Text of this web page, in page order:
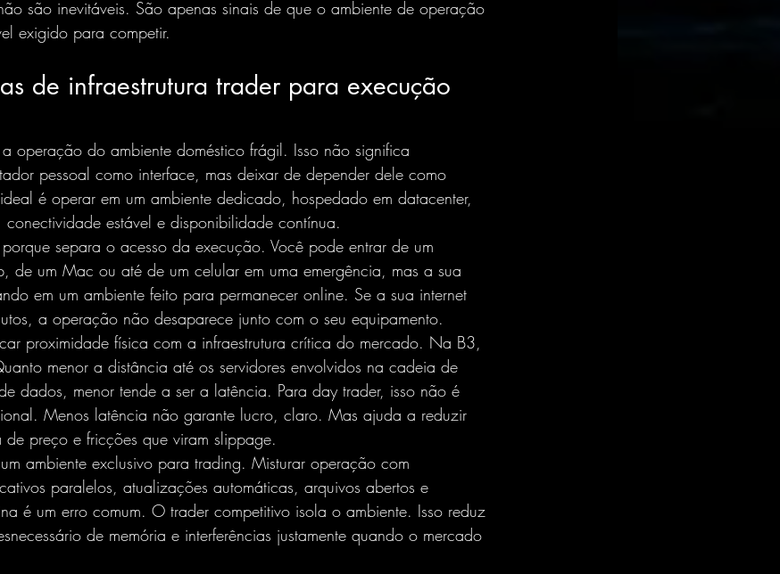
são inevitáveis. São apenas sinais de que o ambiente de operação
exigido para competir.
de infraestrutura trader para execução
operação do ambiente doméstico frágil. Isso não significa
pessoal como interface, mas deixar de depender dele como
é operar em um ambiente dedicado, hospedado em datacenter,
estável e disponibilidade contínua.
separa o acesso da execução. Você pode entrar de um
de um Mac ou até de um celular em uma emergência, mas a sua
em um ambiente feito para permanecer online. Se a sua internet
a operação não desaparece junto com o seu equipamento.
proximidade física com a infraestrutura crítica do mercado. Na B3,
menor a distância até os servidores envolvidos na cadeia de
dados, menor tende a ser a latência. Para day trader, isso não é
Menos latência não garante lucro, claro. Mas ajuda a reduzir
preço e fricções que viram slippage.
ambiente exclusivo para trading. Misturar operação com
paralelos, atualizações automáticas, arquivos abertos e
é um erro comum. O trader competitivo isola o ambiente. Isso reduz
de memória e interferências justamente quando o mercado